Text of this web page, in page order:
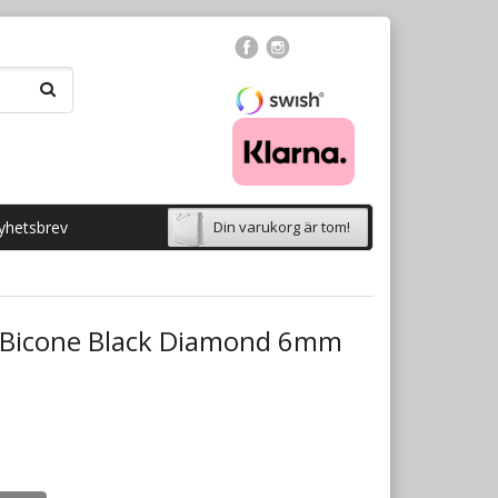
Din varukorg är tom!
Black Diamond 6mm